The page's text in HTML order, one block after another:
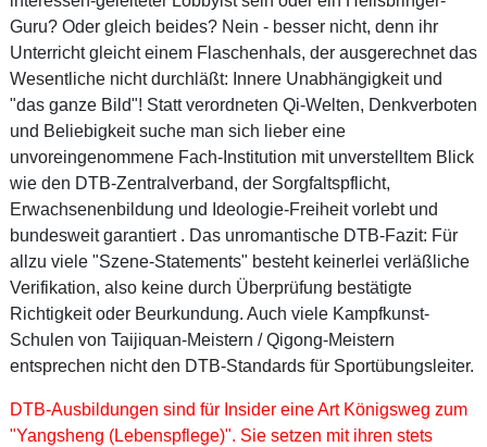
Guru? Oder gleich beides? Nein - besser nicht, denn ihr
Unterricht gleicht einem Flaschenhals, der ausgerechnet das
Wesentliche nicht durchläßt: Innere Unabhängigkeit und
"das ganze Bild"! Statt verordneten Qi-Welten, Denkverboten
und Beliebigkeit suche man sich lieber eine
unvoreingenommene Fach-Institution mit unverstelltem Blick
wie den DTB-Zentralverband, der Sorgfaltspflicht,
Erwachsenenbildung und Ideologie-Freiheit vorlebt und
bundesweit garantiert . Das unromantische DTB-Fazit: Für
allzu viele "Szene-Statements" besteht keinerlei verläßliche
Verifikation, also keine durch Überprüfung bestätigte
Richtigkeit oder Beurkundung. Auch viele Kampfkunst-
Schulen von Taijiquan-Meistern / Qigong-Meistern
entsprechen nicht den DTB-Standards für Sportübungsleiter.
DTB-Ausbildungen sind für Insider eine Art Königsweg zum
"Yangsheng (Lebenspflege)". Sie setzen mit ihren stets